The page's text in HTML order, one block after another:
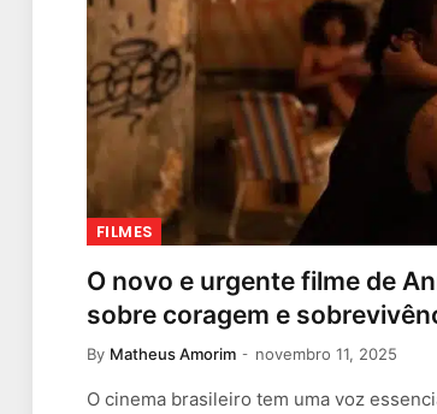
FILMES
O novo e urgente filme de
sobre coragem e
By Matheus Amorim novembro 11, 2025
O cinema brasileiro tem uma voz